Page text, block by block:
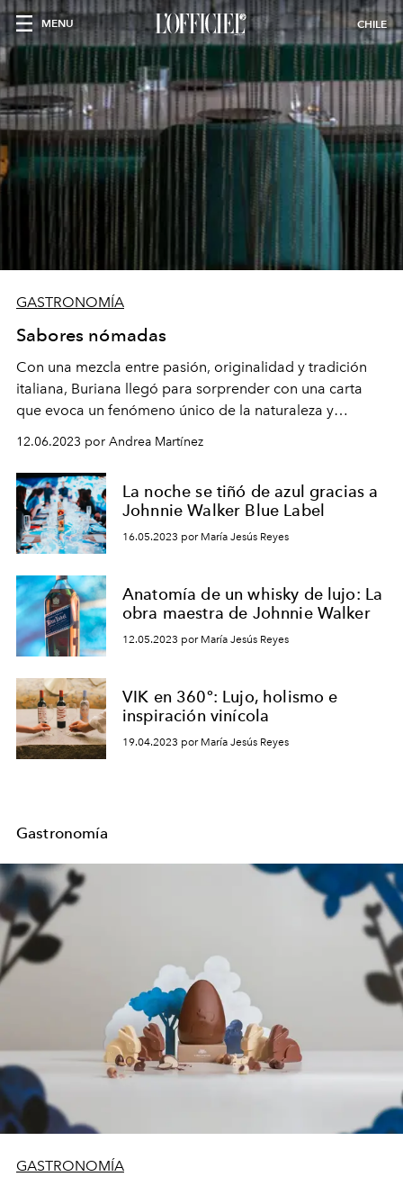
MENU CHILE
GASTRONOMÍA
Sabores nómadas
Con una mezcla entre pasión, originalidad y tradición
italiana, Buriana llegó para sorprender con una carta
que evoca un fenómeno único de la naturaleza y
agudiza los sentidos a través de sus platos, ideados por
dos trotamundos de la gastronomía internacional.
12.06.2023 por Andrea Martínez
La noche se tiñó de azul gracias a
Johnnie Walker Blue Label
16.05.2023 por María Jesús Reyes
Anatomía de un whisky de lujo: La
obra maestra de Johnnie Walker
12.05.2023 por María Jesús Reyes
VIK en 360º: Lujo, holismo e
inspiración vinícola
19.04.2023 por María Jesús Reyes
Gastronomía
GASTRONOMÍA